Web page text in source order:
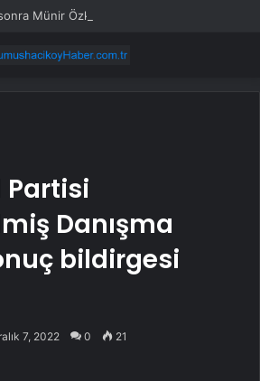
Partisi
Danışma
bildirgesi
7, 2022 0 21